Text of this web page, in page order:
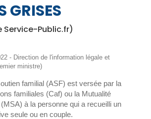
GRISES
Service-Public.fr)
- Direction de l'information légale et
ministre)
familial (ASF) est versée par la
familiales (Caf) ou la Mutualité
à la personne qui a recueilli un
seule ou en couple.